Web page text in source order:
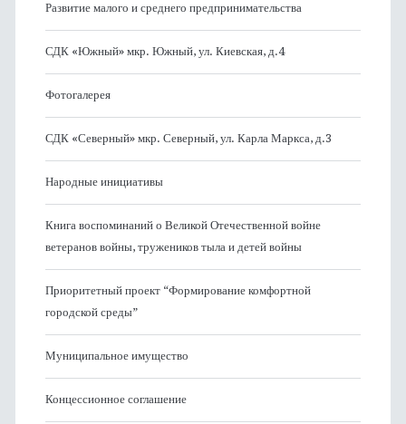
Развитие малого и среднего предпринимательства
СДК «Южный» мкр. Южный, ул. Киевская, д.4
Фотогалерея
СДК «Северный» мкр. Северный, ул. Карла Маркса, д.3
Народные инициативы
Книга воспоминаний о Великой Отечественной войне
ветеранов войны, тружеников тыла и детей войны
Приоритетный проект “Формирование комфортной
городской среды”
Муниципальное имущество
Концессионное соглашение